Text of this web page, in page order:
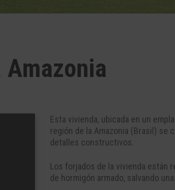
Esta vivienda, ubicada en un
región de la Amazonia (Brasil) se
detalles constructivos.
Los forjados de la vivienda están
de hormigón armado, salvando